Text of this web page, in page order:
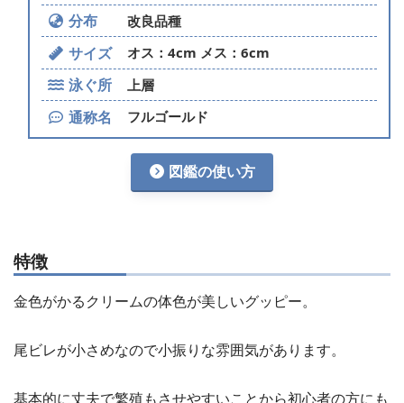
分布 改良品種
サイズ オス：4cm メス：6cm
泳ぐ所 上層
通称名 フルゴールド
図鑑の使い方
特徴
金色がかるクリームの体色が美しいグッピー。
尾ビレが小さめなので小振りな雰囲気があります。
基本的に丈夫で繁殖もさせやすいことから初心者の方にも